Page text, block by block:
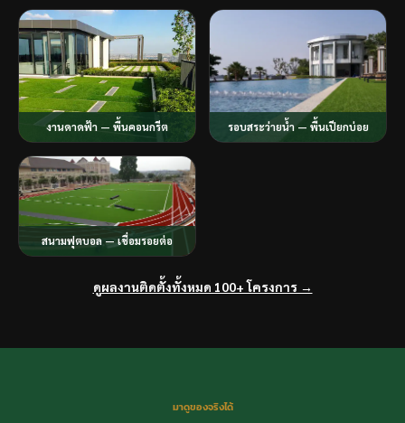
งานดาดฟ้า — พื้นคอนกรีต รอบสระว่ายน้ำ — พื้นเปียกบ่อย
สนามฟุตบอล — เชื่อมรอยต่อ
ดูผลงานติดตั้งทั้งหมด 100+ โครงการ →
มาดูของจริงได้